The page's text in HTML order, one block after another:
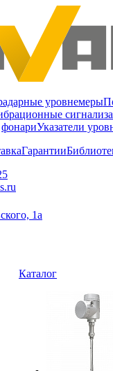
уровнемеры
фонариУказатели
Гарантии
1а
Каталог